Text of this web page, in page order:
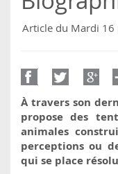
Article du Mardi 16
À travers son
propose des
animales
perceptions ou
qui se place